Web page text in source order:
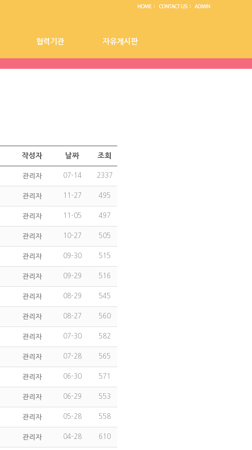
센터 공지사항
협력기관
협력기관 자유게시판
자유게시판
작성자 날짜 조회
관리자 07-14 2337
관리자 11-27 495
관리자 11-05 497
관리자 10-27 505
관리자 09-30 515
관리자 09-29 516
관리자 08-29 545
관리자 08-27 560
관리자 07-30 582
관리자 07-28 565
관리자 06-30 571
관리자 06-29 553
관리자 05-28 558
관리자 04-28 610